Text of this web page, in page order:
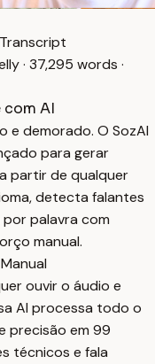
· 37,295 words ·
AI
e demorado. O SozAI
para gerar
partir de qualquer
detecta falantes
palavra com
manual.
ouvir o áudio e
AI processa todo o
precisão em 99
técnicos e fala